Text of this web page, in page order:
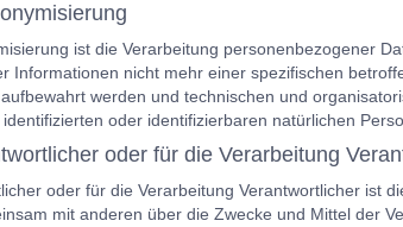
ist die Verarbeitung personenbezogener
Informationen nicht mehr einer spezifischen
werden und technischen und
oder identifizierbaren natürlichen
oder für die Verarbeitung
oder für die Verarbeitung Verantwortlicher ist
mit anderen über die Zwecke und Mittel der